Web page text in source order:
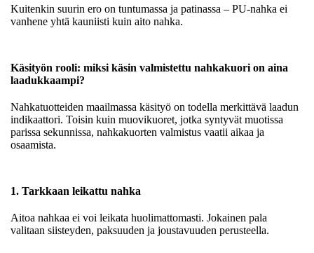
Kuitenkin suurin ero on tuntumassa ja patinassa – PU-nahka ei
vanhene yhtä kauniisti kuin aito nahka.
Käsityön rooli: miksi käsin valmistettu nahkakuori on aina
laadukkaampi?
Nahkatuotteiden maailmassa käsityö on todella merkittävä laadun
indikaattori. Toisin kuin muovikuoret, jotka syntyvät muotissa
parissa sekunnissa, nahkakuorten valmistus vaatii aikaa ja
osaamista.
1. Tarkkaan leikattu nahka
Aitoa nahkaa ei voi leikata huolimattomasti. Jokainen pala
valitaan siisteyden, paksuuden ja joustavuuden perusteella.